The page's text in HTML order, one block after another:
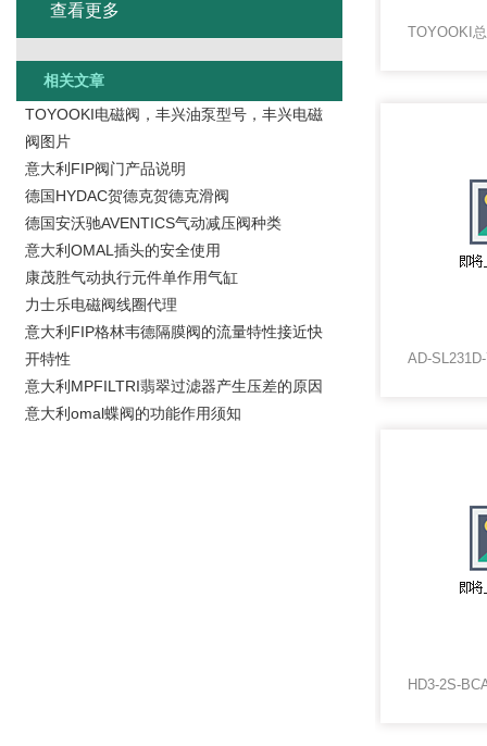
查看更多
相关文章
TOYOOKI电磁阀，丰兴油泵型号，丰兴电磁
阀图片
意大利FIP阀门产品说明
德国HYDAC贺德克贺德克滑阀
德国安沃驰AVENTICS气动减压阀种类
意大利OMAL插头的安全使用
康茂胜气动执行元件单作用气缸
力士乐电磁阀线圈代理
意大利FIP格林韦德隔膜阀的流量特性接近快
开特性
意大利MPFILTRI翡翠过滤器产生压差的原因
意大利omal蝶阀的功能作用须知